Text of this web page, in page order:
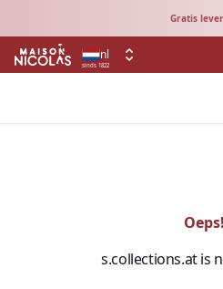
Gratis
sinds 1822
nl
Oeps!
s.collections.at is